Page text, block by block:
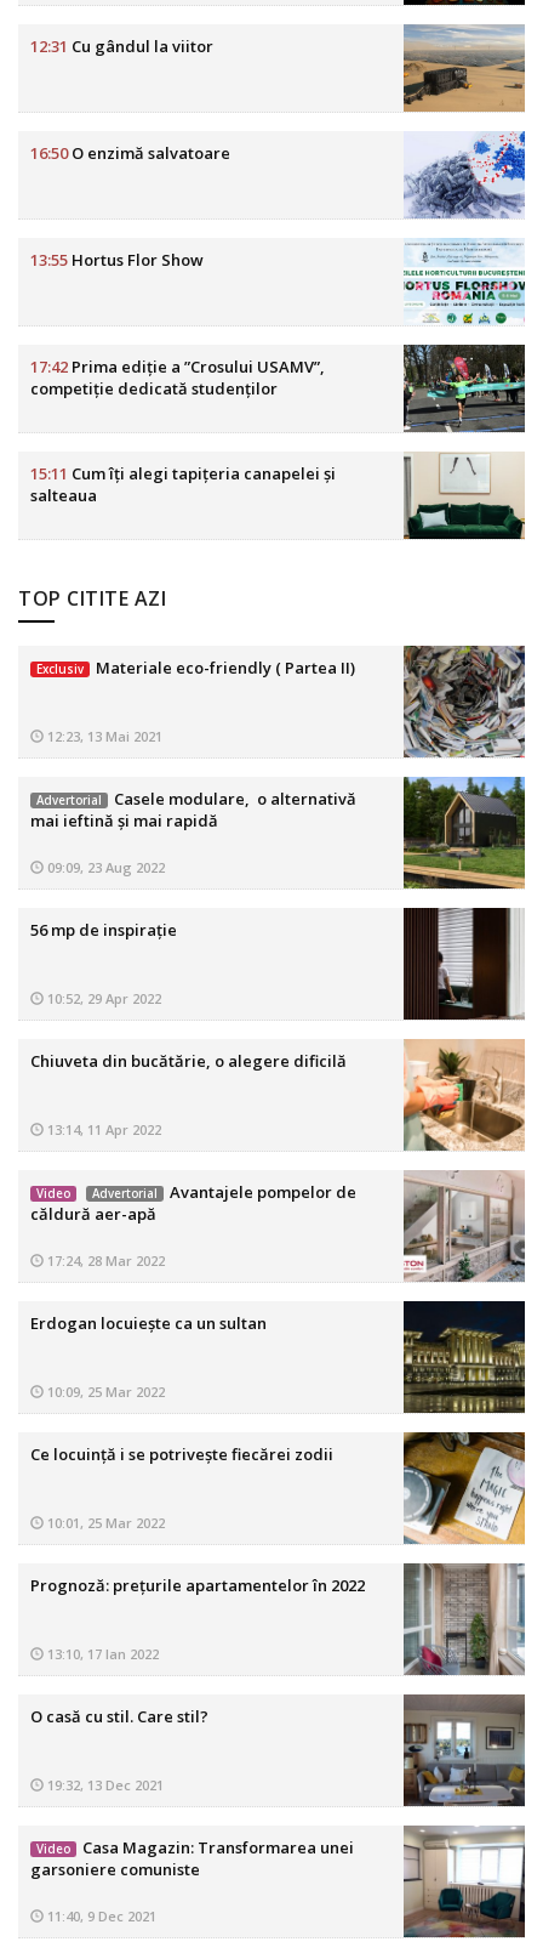
12:31 Cu gândul la viitor
16:50O enzimă salvatoare
13:55 Hortus Flor Show
17:42 Prima ediție a ”Crosului USAMV”,
competiție dedicată studenților
15:11 Cum îți alegi tapițeria canapelei și
salteaua
TOP CITITE AZI
Exclusiv Materiale eco-friendly ( Partea II)
12:23, 13 Mai 2021
Advertorial
Casele modulare, o alternativă
mai ieftină și mai rapidă
09:09, 23 Aug 2022
56 mp de inspirație
10:52, 29 Apr 2022
Chiuveta din bucătărie, o alegere dificilă
13:14, 11 Apr 2022
Video Advertorial
Avantajele pompelor de
căldură aer-apă
17:24, 28 Mar 2022
Erdogan locuiește ca un sultan
10:09, 25 Mar 2022
Ce locuință i se potrivește fiecărei zodii
10:01, 25 Mar 2022
Prognoză: prețurile apartamentelor în 2022
13:10, 17 Ian 2022
O casă cu stil. Care stil?
19:32, 13 Dec 2021
Video
Casa Magazin: Transformarea unei
garsoniere comuniste
11:40, 9 Dec 2021